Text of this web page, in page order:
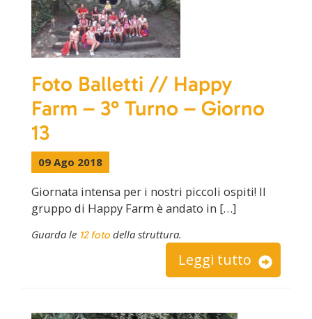
Foto Balletti // Happy
Farm – 3° Turno – Giorno
13
09 Ago 2018
Giornata intensa per i nostri piccoli ospiti! Il
gruppo di Happy Farm è andato in […]
Guarda le 12 foto della struttura.
Leggi tutto